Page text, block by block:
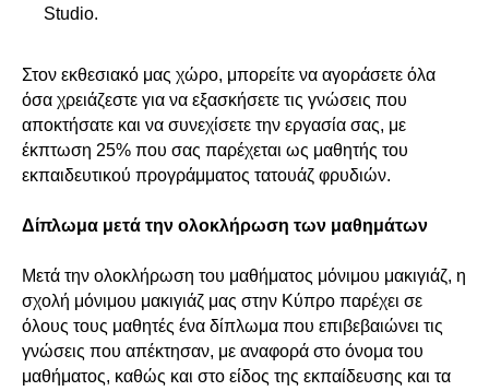
Studio.
Στον εκθεσιακό μας χώρο, μπορείτε να αγοράσετε όλα
όσα χρειάζεστε για να εξασκήσετε τις γνώσεις που
αποκτήσατε και να συνεχίσετε την εργασία σας, με
έκπτωση 25% που σας παρέχεται ως μαθητής του
εκπαιδευτικού προγράμματος τατουάζ φρυδιών.
Δίπλωμα μετά την ολοκλήρωση των μαθημάτων
Μετά την ολοκλήρωση του μαθήματος μόνιμου μακιγιάζ, η
σχολή μόνιμου μακιγιάζ μας στην Κύπρο παρέχει σε
όλους τους μαθητές ένα δίπλωμα που επιβεβαιώνει τις
γνώσεις που απέκτησαν, με αναφορά στο όνομα του
μαθήματος, καθώς και στο είδος της εκπαίδευσης και τα